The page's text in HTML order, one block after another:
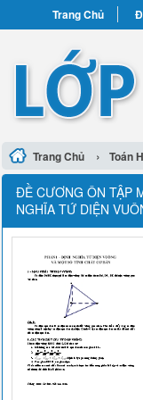
Trang Chủ
Trang Chủ › Toán
ĐỀ CƯƠNG ÔN TẬP
NGHĨA TỨ DIỆN